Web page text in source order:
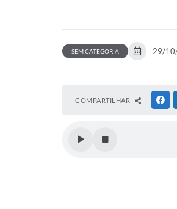
SEM CATEGORIA 29/
COMPARTILHAR